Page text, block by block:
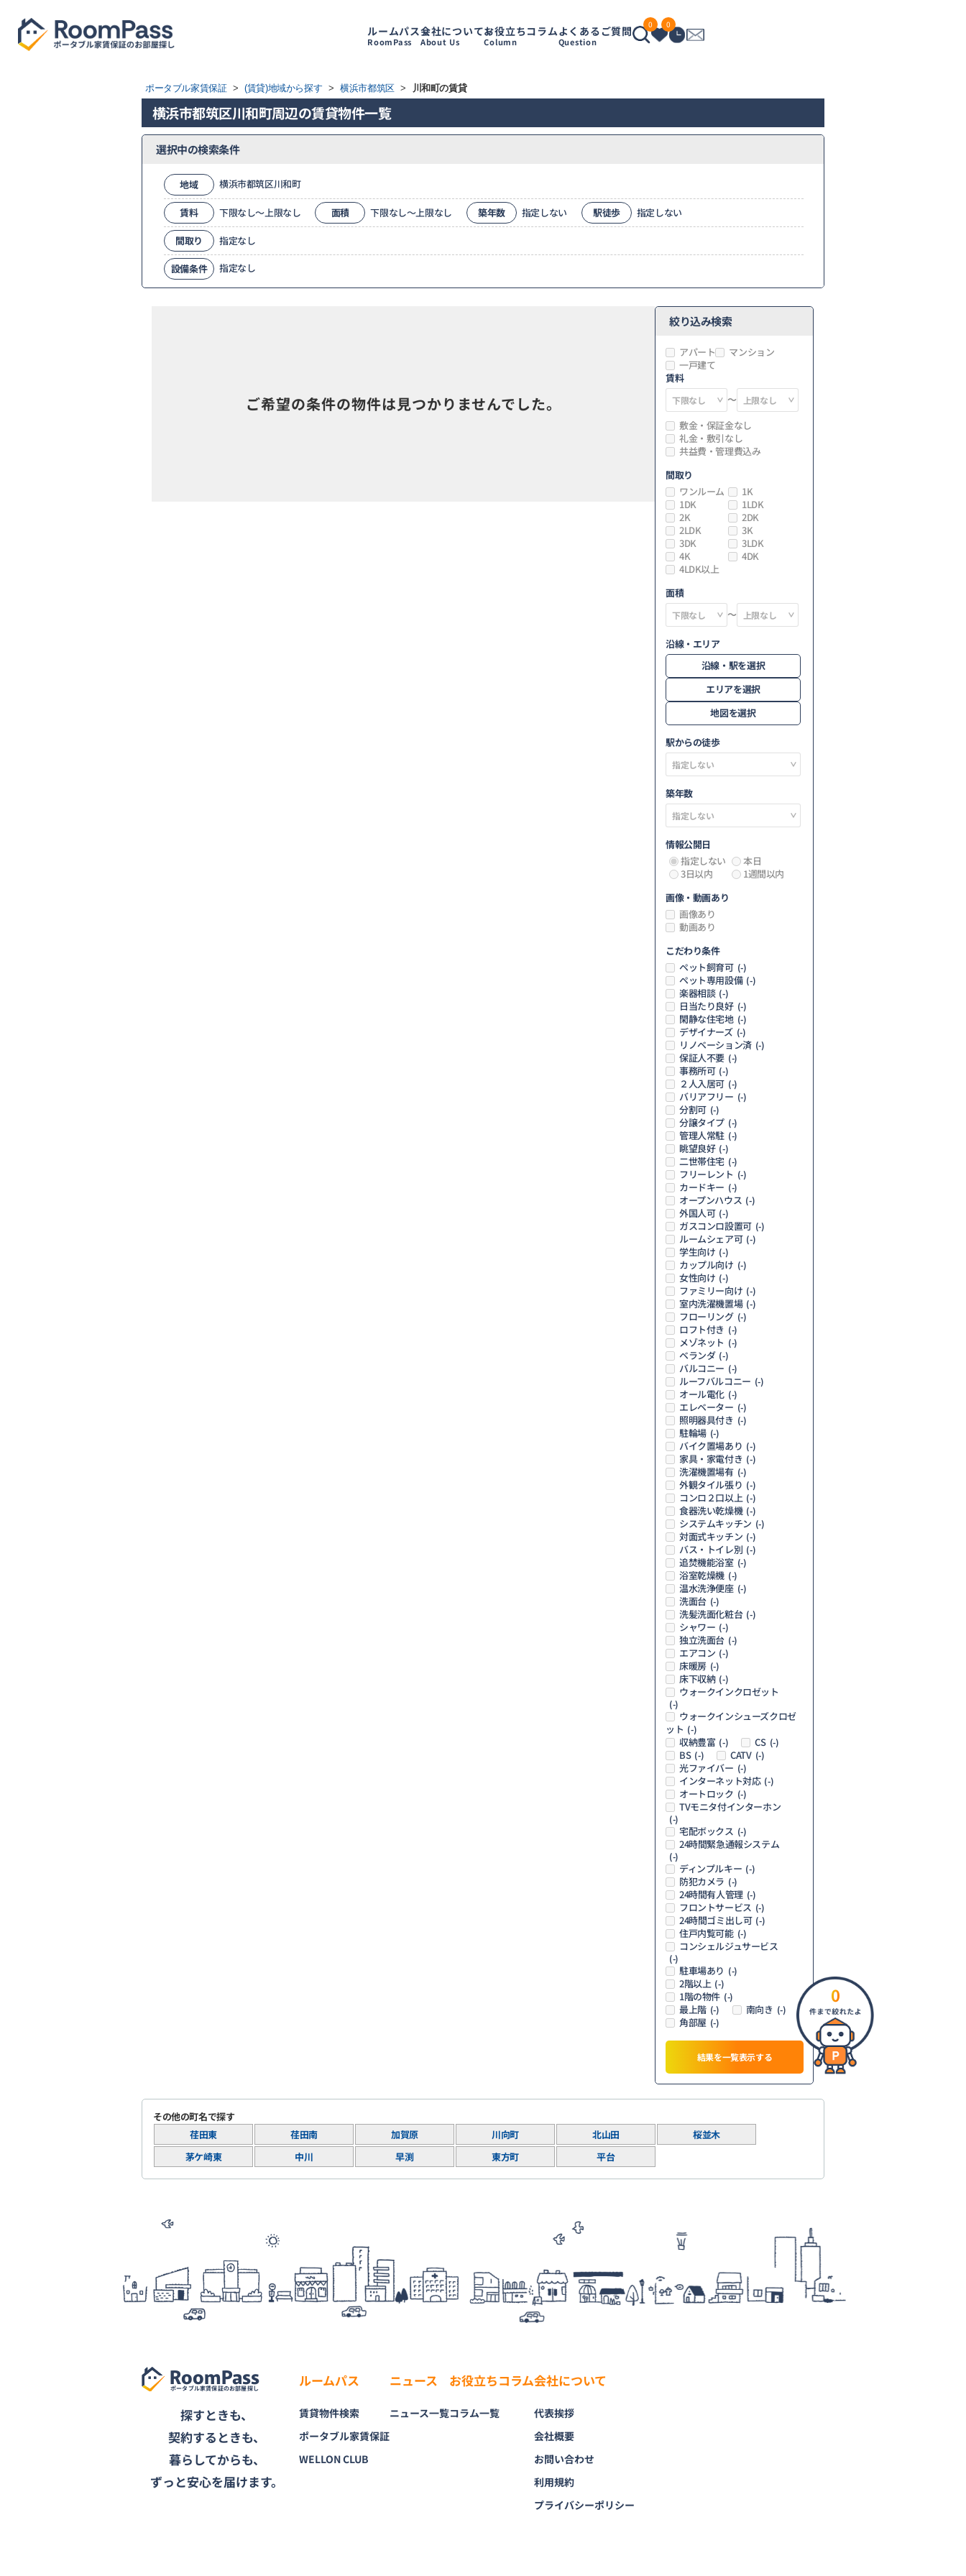
ルームパス
RoomPass
会社について
About Us
お役立ちコラム
Column
よくあるご質問
Question
0 0
ポータブル家賃保証 > (賃貸)地域から探す > 横浜市都筑区 > 川和町の賃貸
横浜市都筑区川和町周辺の賃貸物件一覧
選択中の検索条件
地域 横浜市都筑区川和町
賃料 下限なし～上限なし 面積 下限なし～上限なし 築年数 指定しない 駅徒歩 指定しない
間取り 指定なし
設備条件 指定なし
ご希望の条件の物件は見つかりませんでした。
絞り込み検索
アパート
マンション
一戸建て
賃料
～
敷金・保証金なし
礼金・敷引なし
共益費・管理費込み
間取り
ワンルーム
1K
1DK
1LDK
2K
2DK
2LDK
3K
3DK
3LDK
4K
4DK
4LDK以上
面積
～
沿線・エリア
沿線・駅を選択
エリアを選択
地図を選択
駅からの徒歩
築年数
情報公開日
指定しない
本日
3日以内
1週間以内
画像・動画あり
画像あり
動画あり
こだわり条件
ペット飼育可 (-)
ペット専用設備 (-)
楽器相談 (-)
日当たり良好 (-)
閑静な住宅地 (-)
デザイナーズ (-)
リノベーション済 (-)
保証人不要 (-)
事務所可 (-)
２人入居可 (-)
バリアフリー (-)
分割可 (-)
分譲タイプ (-)
管理人常駐 (-)
眺望良好 (-)
二世帯住宅 (-)
フリーレント (-)
カードキー (-)
オープンハウス (-)
外国人可 (-)
ガスコンロ設置可 (-)
ルームシェア可 (-)
学生向け (-)
カップル向け (-)
女性向け (-)
ファミリー向け (-)
室内洗濯機置場 (-)
フローリング (-)
ロフト付き (-)
メゾネット (-)
ベランダ (-)
バルコニー (-)
ルーフバルコニー (-)
オール電化 (-)
エレベーター (-)
照明器具付き (-)
駐輪場 (-)
バイク置場あり (-)
家具・家電付き (-)
洗濯機置場有 (-)
外観タイル張り (-)
コンロ２口以上 (-)
食器洗い乾燥機 (-)
システムキッチン (-)
対面式キッチン (-)
バス・トイレ別 (-)
追焚機能浴室 (-)
浴室乾燥機 (-)
温水洗浄便座 (-)
洗面台 (-)
洗髪洗面化粧台 (-)
シャワー (-)
独立洗面台 (-)
エアコン (-)
床暖房 (-)
床下収納 (-)
ウォークインクロゼット
(-)
ウォークインシューズクロゼ
ット (-)
収納豊富 (-) CS (-)
BS (-) CATV (-)
光ファイバー (-)
インターネット対応 (-)
オートロック (-)
TVモニタ付インターホン
(-)
宅配ボックス (-)
24時間緊急通報システム
(-)
ディンプルキー (-)
防犯カメラ (-)
24時間有人管理 (-)
フロントサービス (-)
24時間ゴミ出し可 (-)
住戸内覧可能 (-)
コンシェルジュサービス
(-)
駐車場あり (-)
2階以上 (-)
1階の物件 (-)
最上階 (-) 南向き (-)
角部屋 (-)
結果を一覧表示する
0
その他の町名で探す
荏田東
荏田南 加賀原 川向町 北山田
桜並木
茅ケ崎東
中川 早渕 東方町 平台
RoomPass
ポータブル家賃保証のお部屋探し
探すときも、
契約するときも、
暮らしてからも、
ずっと安心を届けます。
ルームパス
賃貸物件検索
ポータブル家賃保証
WELLON CLUB
ニュース
ニュース一覧
お役立ちコラム
コラム一覧
会社について
代表挨拶
会社概要
お問い合わせ
利用規約
プライバシーポリシー